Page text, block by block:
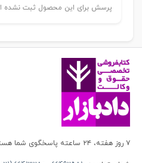
پرسش برای این محصول ثبت نشده
۷ روز هفته، ۲۴ ساعته پاسخگوی شما هستیم